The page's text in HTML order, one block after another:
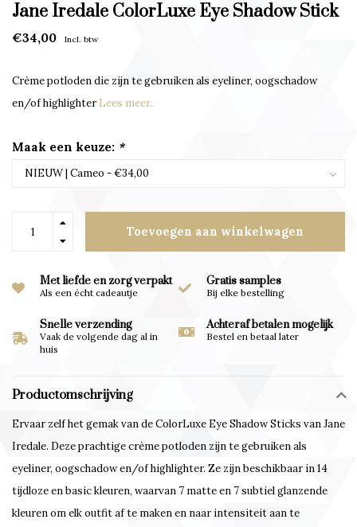
Jane Iredale ColorLuxe Eye Shadow Stick
€34,00 Incl. btw
Crème potloden die zijn te gebruiken als eyeliner, oogschadow
en/of highlighterLees meer..
Maak een keuze: *
Toevoegen aan winkelwagen
Met liefde en zorg verpakt
Als een écht cadeautje
Gratis samples
Bij elke bestelling
Snelle verzending
Vaak de volgende dag al in
huis
Achteraf betalen mogelijk
Bestel en betaal later
Productomschrijving
Ervaar zelf het gemak van de ColorLuxe Eye Shadow Sticks van Jane
Iredale. Deze prachtige crème potloden zijn te gebruiken als
eyeliner, oogschadow en/of highlighter. Ze zijn beschikbaar in 14
tijdloze en basic kleuren, waarvan 7 matte en 7 subtiel glanzende
kleuren om elk outfit af te maken en naar intensiteit aan te